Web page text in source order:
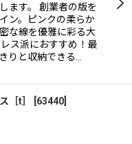
ます。 創業者の版を
ン。ピンクの柔らか
な線を優雅に彩る大
ス派におすすめ！最
りと収納できる…
［t］ [63440]